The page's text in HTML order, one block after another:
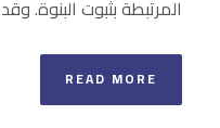
المرتبطة بثبوت البنوة.
READ MORE